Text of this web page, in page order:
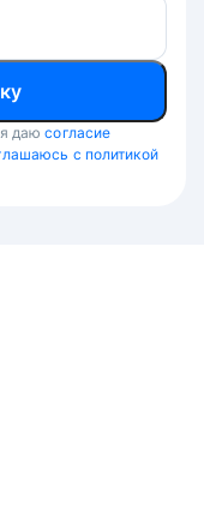
даю согласие
с политикой